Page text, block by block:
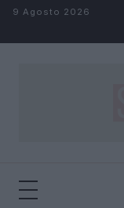
Salta al contenuto
9 Agosto 2026